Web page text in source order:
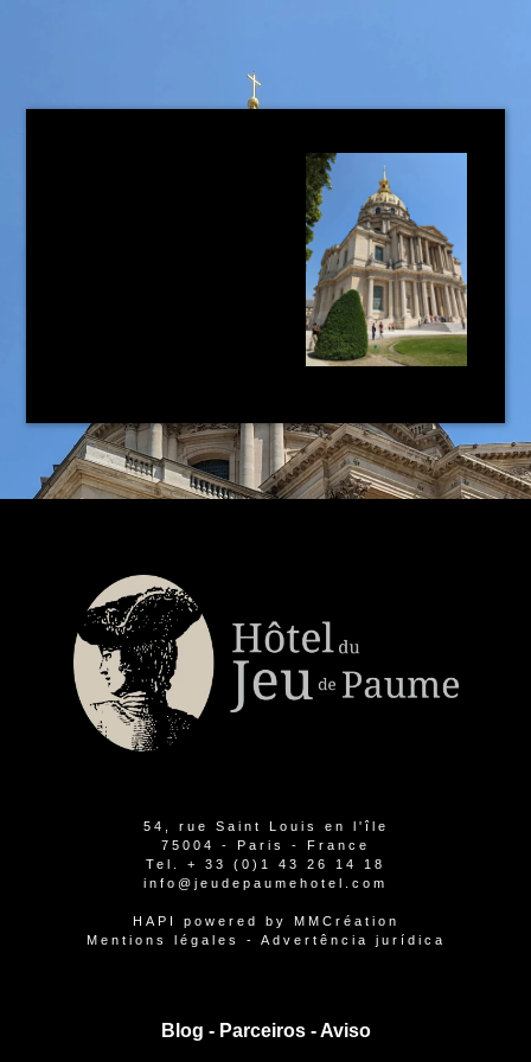
54, rue Saint Louis en l'île
75004 - Paris - France
Tel. + 33 (0)1 43 26 14 18
info@jeudepaumehotel.com
HAPI powered by
MMCréation
Mentions légales
- Advertência jurídica
Blog - Parceiros-Aviso